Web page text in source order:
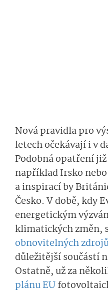
Nová pravidla pro
letech očekávají i v
Podobná opatření
například Irsko
a inspirací by
Česko. V době, kdy
energetickým
klimatických změn,
obnovitelných
důležitější součástí
Ostatně, už za
plánu EU